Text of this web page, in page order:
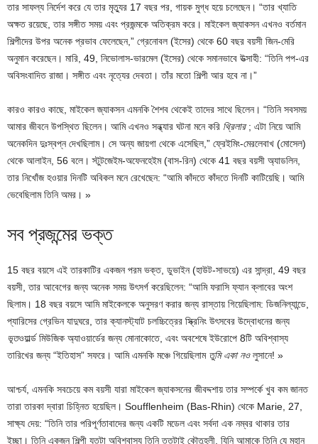
তার সাফল্য নির্দেশ করে যে তার মৃত্যুর 17 বছর পর, গায়ক মুগ্ধ হয়ে চলেছেন। “তার খ্যাতি
অক্ষত রয়েছে, তার সঙ্গীত সময় এবং প্রজন্মকে অতিক্রম করে। মাইকেল জ্যাকসন এখনও বর্তমান
শিল্পীদের উপর অনেক প্রভাব ফেলেছেন,” গ্রেনোবল (ইসের) থেকে 60 বছর বয়সী জিন-মেরি
অনুমান করেছেন। মারি, 49, নিভোলাস-ভারমেল (ইসের) থেকে সমানভাবে উত্সাহী: “তিনি পপ-এর
অবিসংবাদিত রাজা। সঙ্গীত এবং নৃত্যের দেবতা। তাঁর মতো শিল্পী আর হবে না।”
কারও কারও কাছে, মাইকেল জ্যাকসন এমনকি শৈশব থেকেই তাদের সাথে ছিলেন। “তিনি সবসময়
আমার জীবনে উপস্থিত ছিলেন। আমি এখনও সন্ধ্যার ঘটনা মনে করি থ্রিলার; এটা নিয়ে আমি
অনেকদিন দুঃস্বপ্ন দেখছিলাম। সে অন্য জায়গা থেকে এসেছিল,” ফ্রেইমিং-মেরলেবাখ (মোসেল)
থেকে আলাইন, 56 বলে। স্টুটজেইম-অফেনহেইম (বাস-রিন) থেকে 41 বছর বয়সী অ্যাডলিন,
তার নিখোঁজ হওয়ার দিনটি অবিকল মনে রেখেছেন: “আমি কাঁদতে কাঁদতে দিনটি কাটিয়েছি। আমি
ভেবেছিলাম তিনি অমর। »
সব প্রজন্মের ভক্ত
15 বছর বয়সে এই তারকাটির একজন পরম ভক্ত, ডুভাইন (হাউট-সাভয়ে) এর সান্দ্রা, 49 বছর
বয়সী, তার আবেগের জন্য অনেক সময় উৎসর্গ করেছিলেন: “আমি ফরাসি ফ্যান ক্লাবের অংশ
ছিলাম। 18 বছর বয়সে আমি মাইকেলকে অনুসরণ করার জন্য রাস্তায় গিয়েছিলাম: ডিজনিল্যান্ডে,
প্যারিসের গ্রেভিন যাদুঘরে, তার ক্যানস্ট্যাট চলচ্চিত্রের স্ক্রিনিং উৎসবের উদ্বোধনের জন্য
ভূতওয়ার্ল্ড মিউজিক অ্যাওয়ার্ডের জন্য মোনাকোতে, এবং অবশেষে ইউরোপে 8টি অবিশ্বাস্য
তারিখের জন্য “ইতিহাস” সফরে। আমি এমনকি মঞ্চে গিয়েছিলাম তুমি একা নওলুসানে! »
আশ্চর্য, এমনকি সবচেয়ে কম বয়সী যারা মাইকেল জ্যাকসনের জীবদ্দশায় তার সম্পর্কে খুব কম জানত
তারা তারকা দ্বারা চিহ্নিত হয়েছিল। Soufflenheim (Bas-Rhin) থেকে Marie, 27,
সাক্ষ্য দেয়: “তিনি তার পরিপূর্ণতাবাদের জন্য একটি মডেল এবং সর্বদা এক নম্বর থাকার তার
ইচ্ছা। তিনি একজন শিল্পী যতটা অবিশ্বাস্য তিনি ততটাই কৌতুহলী, যিনি আমাকে তিনি যে মহান